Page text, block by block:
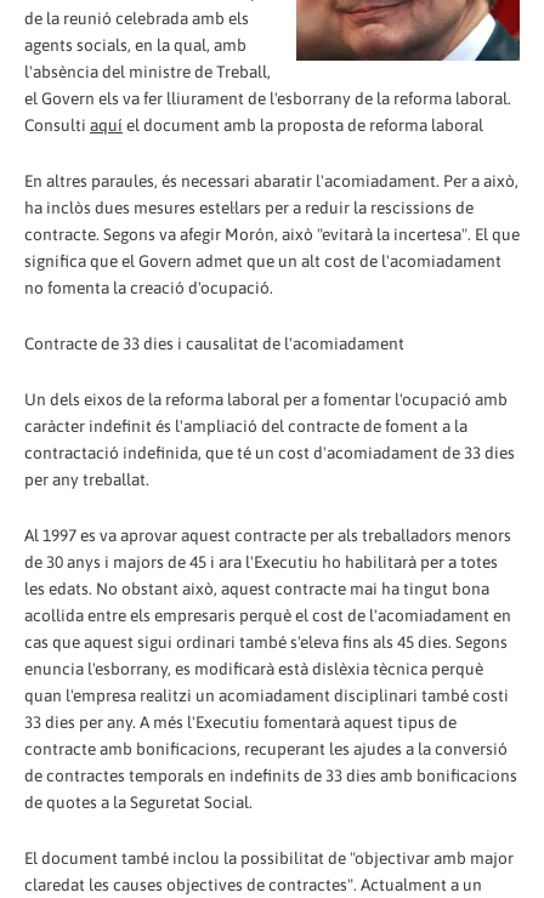
de la reunió celebrada amb els
agents socials, en la qual, amb
l'absència del ministre de Treball,
el Govern els va fer lliurament de l'esborrany de la reforma laboral.
Consulti aquí el document amb la proposta de reforma laboral
En altres paraules, és necessari abaratir l'acomiadament. Per a això,
ha inclòs dues mesures estel·lars per a reduir la rescissions de
contracte. Segons va afegir Morón, això "evitarà la incertesa". El que
significa que el Govern admet que un alt cost de l'acomiadament
no fomenta la creació d'ocupació.
Contracte de 33 dies i causalitat de l'acomiadament
Un dels eixos de la reforma laboral per a fomentar l'ocupació amb
caràcter indefinit és l'ampliació del contracte de foment a la
contractació indefinida, que té un cost d'acomiadament de 33 dies
per any treballat.
Al 1997 es va aprovar aquest contracte per als treballadors menors
de 30 anys i majors de 45 i ara l'Executiu ho habilitarà per a totes
les edats. No obstant això, aquest contracte mai ha tingut bona
acollida entre els empresaris perquè el cost de l'acomiadament en
cas que aquest sigui ordinari també s'eleva fins als 45 dies. Segons
enuncia l'esborrany, es modificarà està dislèxia tècnica perquè
quan l'empresa realitzi un acomiadament disciplinari també costi
33 dies per any. A més l'Executiu fomentarà aquest tipus de
contracte amb bonificacions, recuperant les ajudes a la conversió
de contractes temporals en indefinits de 33 dies amb bonificacions
de quotes a la Seguretat Social.
El document també inclou la possibilitat de "objectivar amb major
claredat les causes objectives de contractes". Actualment a un